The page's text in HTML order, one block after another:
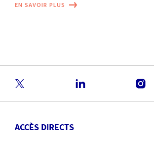
EN SAVOIR PLUS
ACCÈS DIRECTS